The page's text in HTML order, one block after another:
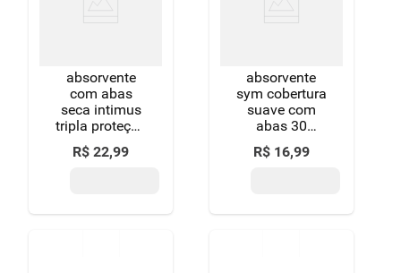
absorvente
com abas
seca intimus
tripla proteção
pacote 32
unidades leve
R$ 22,99
absorvente
sym cobertura
suave com
abas 30
unidades
R$ 16,99